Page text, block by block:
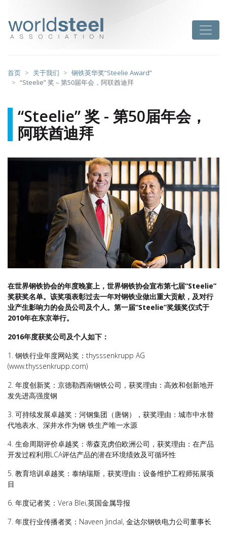
首页 关于我们
钢铁英华奖“Steelie Award“
“Steelie” 奖 – 第50届年会，阿联酋迪拜
“Steelie” 奖 - 第50届年会，
阿联酋迪拜
在世界钢铁协会的年度晚宴上，世界钢铁协会宣布第七届“Steelie”
奖获奖名单。该奖项表彰过去一年对钢铁业做出重大贡献，及对行
业产生影响力的会员公司及个人。第一届“Steelie”奖颁奖仪式于
2010年在东京举行。
2016年度获奖公司及个人如下：
1. 钢铁行业年度网站奖：thysssenkrupp AG
(www.thyssenkrupp.com)
2. 年度创新奖：京德勒西南钢铁公司，获奖理由：高效和创新地开
发先进高强度钢
3. 可持续发展卓越奖：河钢集团（唐钢），获奖理由：城市中水替
代地表水、深井水作为钢 铁生产唯一水源
4. 生命周期评价卓越奖：蒂森克虏伯欧洲公司，获奖理由：在产品
开发过程利用LCA评估产品的潜在环境绩效及可循环性
5. 教育培训卓越奖：泰纳瑞斯，获奖理由：设备维护工程师拓展项
目
6. 年度记者奖：Vera Blei,英国金属导报
7. 年度行业传播者奖：Naveen Jindal, 金达尔钢铁电力公司董事长